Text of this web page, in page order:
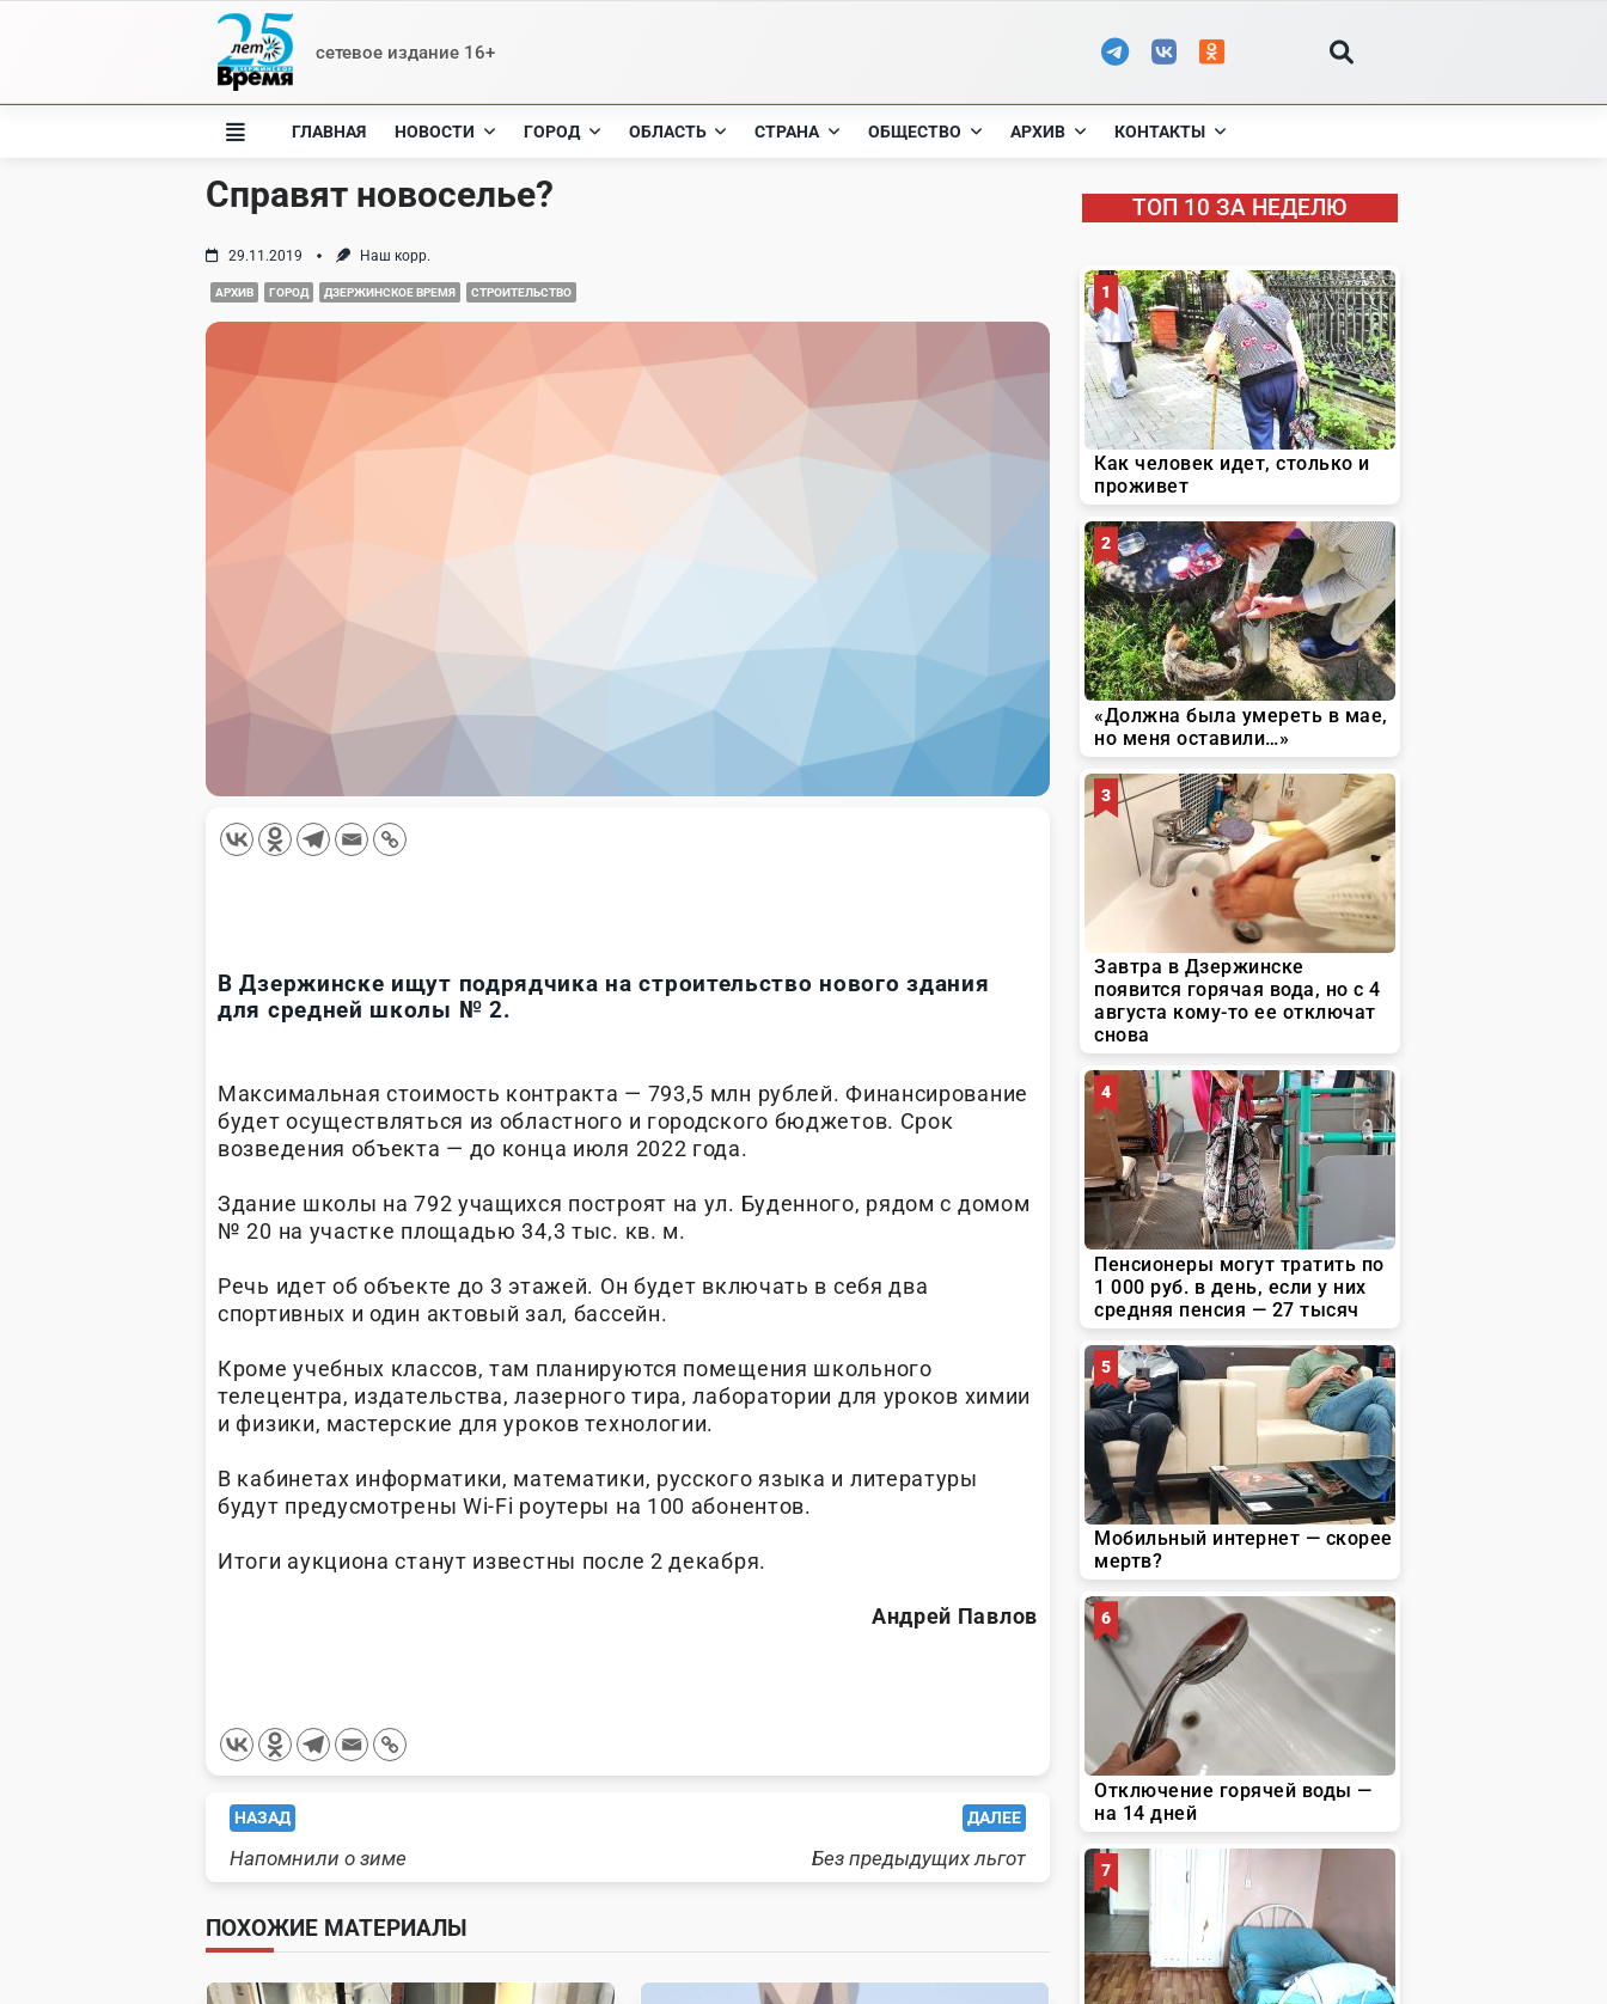
сетевое издание 16+
ГЛАВНАЯ НОВОСТИ ГОРОД ОБЛАСТЬ СТРАНА ОБЩЕСТВО АРХИВ КОНТАКТЫ
Справят новоселье?
29.11.2019 Наш корр.
АРХИВ ГОРОД ДЗЕРЖИНСКОЕ ВРЕМЯ СТРОИТЕЛЬСТВО
В Дзержинске ищут подрядчика на строительство нового здания
для средней школы № 2.
Максимальная стоимость контракта — 793,5 млн рублей. Финансирование
будет осуществляться из областного и городского бюджетов. Срок
возведения объекта — до конца июля 2022 года.
Здание школы на 792 учащихся построят на ул. Буденного, рядом с домом
№ 20 на участке площадью 34,3 тыс. кв. м.
Речь идет об объекте до 3 этажей. Он будет включать в себя два
спортивных и один актовый зал, бассейн.
Кроме учебных классов, там планируются помещения школьного
телецентра, издательства, лазерного тира, лаборатории для уроков химии
и физики, мастерские для уроков технологии.
В кабинетах информатики, математики, русского языка и литературы
будут предусмотрены Wi-Fi роутеры на 100 абонентов.
Итоги аукциона станут известны после 2 декабря.
Андрей Павлов
<span
class="nav-
subtitle
screen-
НАЗАД
Напомнили о зиме
ДАЛЕЕ
Без предыдущих льгот
ПОХОЖИЕ МАТЕРИАЛЫ
ТОП 10 ЗА НЕДЕЛЮ